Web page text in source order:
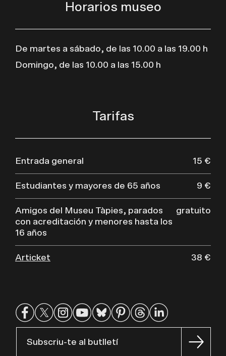
Horarios museo
De martes a sábado, de las 10.00 a las 19.00 h
Domingo, de las 10.00 a las 15.00 h
Tarifas
Entrada general 15 €
Estudiantes y mayores de 65 años 9 €
Amigos del Museu Tàpies, parados
con acreditación y menores hasta los
16 años
gratuito
Articket 38 €
Subscriu-te al butlletí